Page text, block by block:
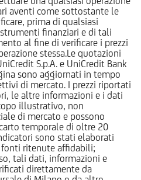
aventi come sottostante le
prima di qualsiasi
finanziari e di tali
al fine di verificare i prezzi
stessa.Le quotazioni
S.p.A. e UniCredit Bank
sono aggiornati in tempo
di mercato. I prezzi riportati
le altre informazioni e i dati
illustrativo, non
di mercato e possono
temporale di oltre 20
sono stati elaborati
ritenute affidabili;
tali dati, informazioni e
direttamente da